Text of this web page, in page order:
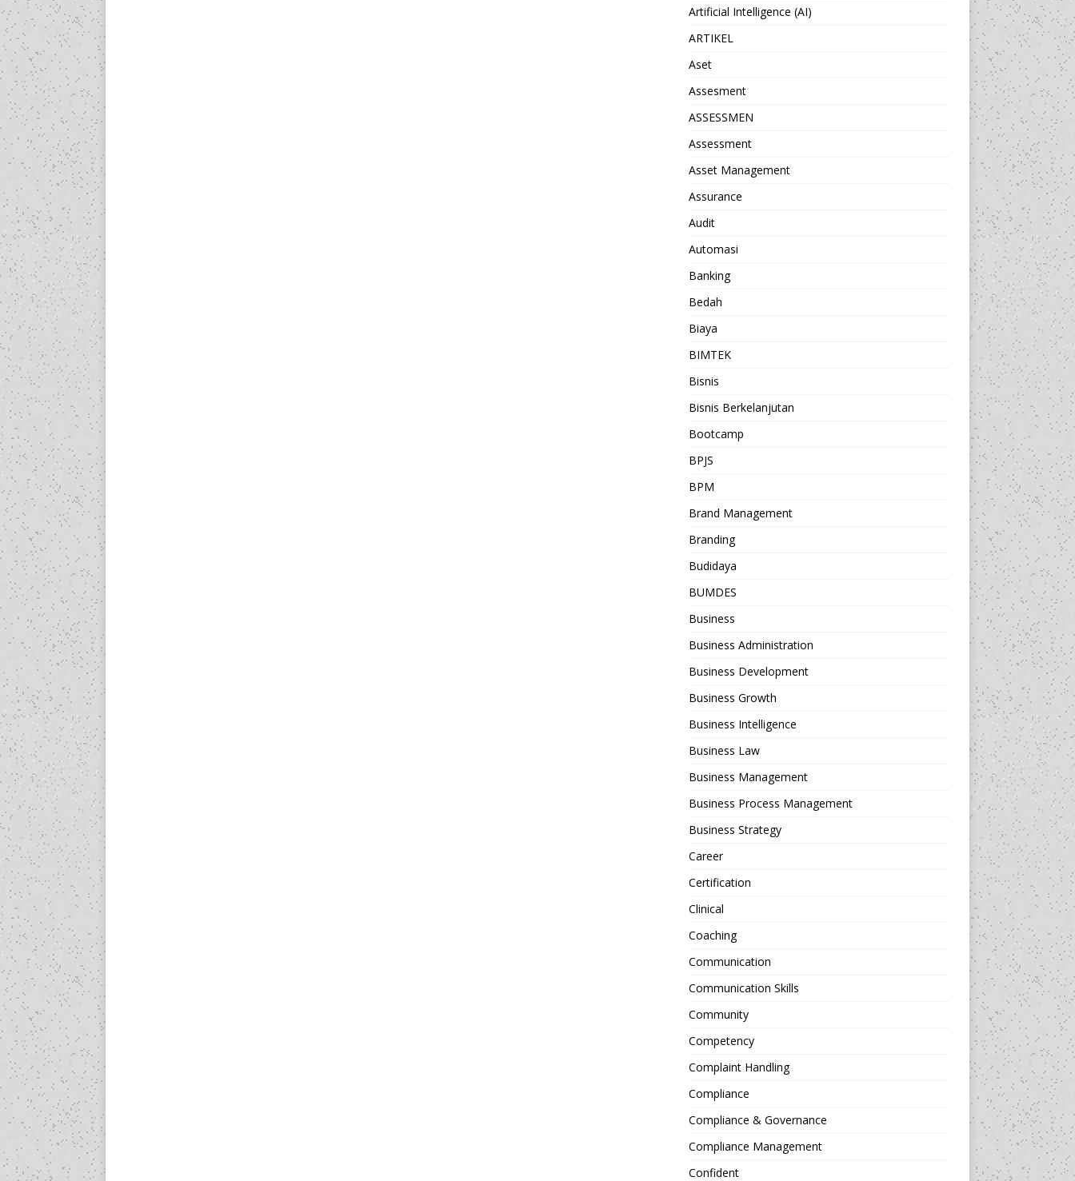
Artificial Intelligence (AI)
ARTIKEL
Aset
Assesment
ASSESSMEN
Assessment
Asset Management
Assurance
Audit
Automasi
Banking
Bedah
Biaya
BIMTEK
Bisnis
Bisnis Berkelanjutan
Bootcamp
BPJS
BPM
Brand Management
Branding
Budidaya
BUMDES
Business
Business Administration
Business Development
Business Growth
Business Intelligence
Business Law
Business Management
Business Process Management
Business Strategy
Career
Certification
Clinical
Coaching
Communication
Communication Skills
Community
Competency
Complaint Handling
Compliance
Compliance & Governance
Compliance Management
Confident